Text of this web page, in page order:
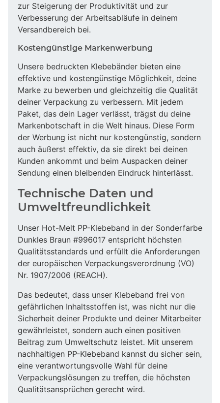
zur Steigerung der Produktivität und zur
Verbesserung der Arbeitsabläufe in deinem
Versandbereich bei.
Kostengünstige Markenwerbung
Unsere bedruckten Klebebänder bieten eine
effektive und kostengünstige Möglichkeit, deine
Marke zu bewerben und gleichzeitig die Qualität
deiner Verpackung zu verbessern. Mit jedem
Paket, das dein Lager verlässt, trägst du deine
Markenbotschaft in die Welt hinaus. Diese Form
der Werbung ist nicht nur kostengünstig, sondern
auch äußerst effektiv, da sie direkt bei deinen
Kunden ankommt und beim Auspacken deiner
Sendung einen bleibenden Eindruck hinterlässt.
Technische Daten und
Umweltfreundlichkeit
Unser Hot-Melt PP-Klebeband in der Sonderfarbe
Dunkles Braun #996017 entspricht höchsten
Qualitätsstandards und erfüllt die Anforderungen
der europäischen Verpackungsverordnung (VO)
Nr. 1907/2006 (REACH).
Das bedeutet, dass unser Klebeband frei von
gefährlichen Inhaltsstoffen ist, was nicht nur die
Sicherheit deiner Produkte und deiner Mitarbeiter
gewährleistet, sondern auch einen positiven
Beitrag zum Umweltschutz leistet. Mit unserem
nachhaltigen PP-Klebeband kannst du sicher sein,
eine verantwortungsvolle Wahl für deine
Verpackungslösungen zu treffen, die höchsten
Qualitätsansprüchen gerecht wird.